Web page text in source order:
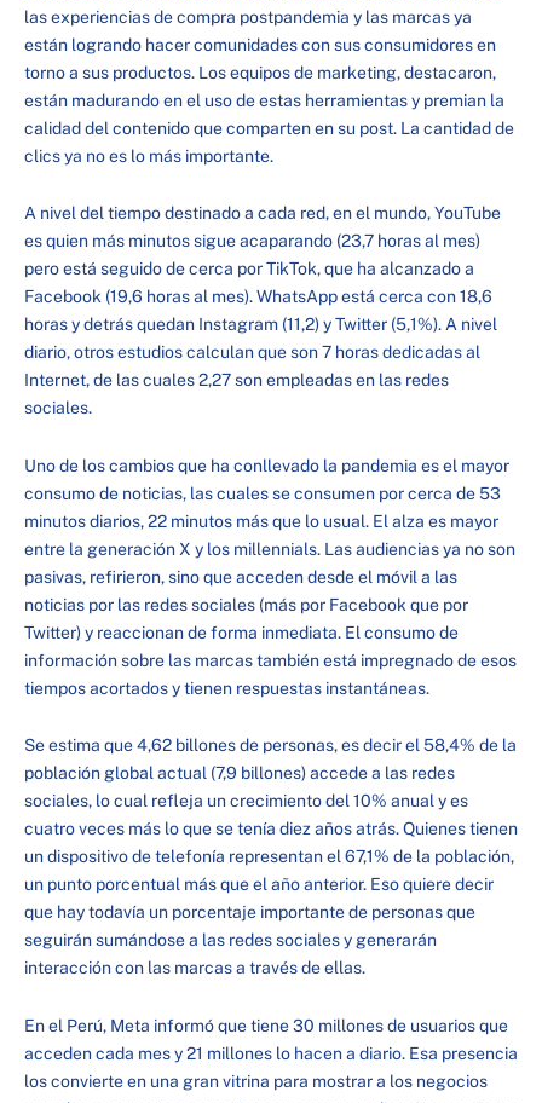
las experiencias de compra postpandemia y las marcas ya
están logrando hacer comunidades con sus consumidores en
torno a sus productos. Los equipos de marketing, destacaron,
están madurando en el uso de estas herramientas y premian la
calidad del contenido que comparten en su post. La cantidad de
clics ya no es lo más importante.
A nivel del tiempo destinado a cada red, en el mundo, YouTube
es quien más minutos sigue acaparando (23,7 horas al mes)
pero está seguido de cerca por TikTok, que ha alcanzado a
Facebook (19,6 horas al mes). WhatsApp está cerca con 18,6
horas y detrás quedan Instagram (11,2) y Twitter (5,1%). A nivel
diario, otros estudios calculan que son 7 horas dedicadas al
Internet, de las cuales 2,27 son empleadas en las redes
sociales.
Uno de los cambios que ha conllevado la pandemia es el mayor
consumo de noticias, las cuales se consumen por cerca de 53
minutos diarios, 22 minutos más que lo usual. El alza es mayor
entre la generación X y los millennials. Las audiencias ya no son
pasivas, refirieron, sino que acceden desde el móvil a las
noticias por las redes sociales (más por Facebook que por
Twitter) y reaccionan de forma inmediata. El consumo de
información sobre las marcas también está impregnado de esos
tiempos acortados y tienen respuestas instantáneas.
Se estima que 4,62 billones de personas, es decir el 58,4% de la
población global actual (7,9 billones) accede a las redes
sociales, lo cual refleja un crecimiento del 10% anual y es
cuatro veces más lo que se tenía diez años atrás. Quienes tienen
un dispositivo de telefonía representan el 67,1% de la población,
un punto porcentual más que el año anterior. Eso quiere decir
que hay todavía un porcentaje importante de personas que
seguirán sumándose a las redes sociales y generarán
interacción con las marcas a través de ellas.
En el Perú, Meta informó que tiene 30 millones de usuarios que
acceden cada mes y 21 millones lo hacen a diario. Esa presencia
los convierte en una gran vitrina para mostrar a los negocios